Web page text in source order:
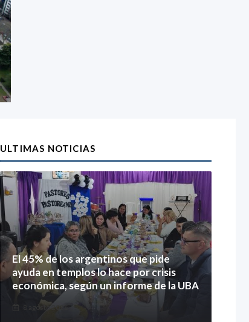
ULTIMAS NOTICIAS
El 45% de los argentinos que pide
ayuda en templos lo hace por crisis
económica, según un informe de la UBA
8 agosto 2026